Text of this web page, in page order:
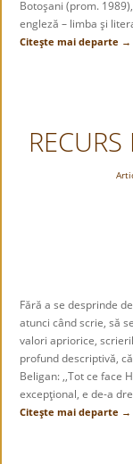
Botoşani (prom.
engleză – limba şi
Citeşte mai departe →
Fără a se desprinde
atunci când scrie, să
valori apriorice,
profund descriptivă,
Beligan: ,,Tot ce face
excepţional, e de-a
Citeşte mai departe →